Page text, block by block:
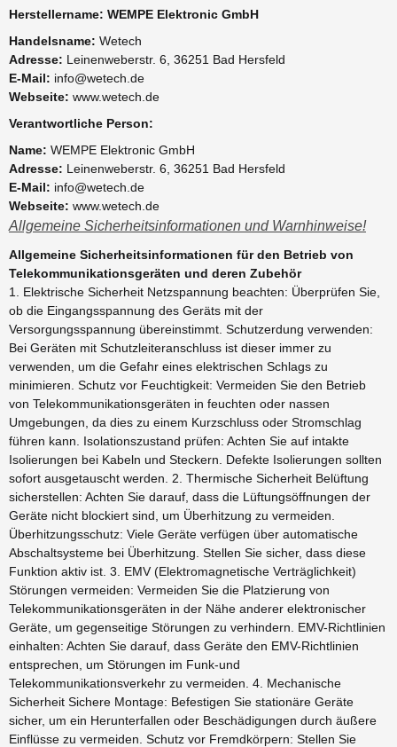
Herstellername: WEMPE Elektronic GmbH
Handelsname: Wetech
Adresse: Leinenweberstr. 6, 36251 Bad Hersfeld
E-Mail: info@wetech.de
Webseite: www.wetech.de
Verantwortliche Person:
Name: WEMPE Elektronic GmbH
Adresse: Leinenweberstr. 6, 36251 Bad Hersfeld
E-Mail: info@wetech.de
Webseite: www.wetech.de
Allgemeine Sicherheitsinformationen und Warnhinweise!
Allgemeine Sicherheitsinformationen für den Betrieb von
Telekommunikationsgeräten und deren Zubehör
1. Elektrische Sicherheit Netzspannung beachten: Überprüfen Sie,
ob die Eingangsspannung des Geräts mit der
Versorgungsspannung übereinstimmt. Schutzerdung verwenden:
Bei Geräten mit Schutzleiteranschluss ist dieser immer zu
verwenden, um die Gefahr eines elektrischen Schlags zu
minimieren. Schutz vor Feuchtigkeit: Vermeiden Sie den Betrieb
von Telekommunikationsgeräten in feuchten oder nassen
Umgebungen, da dies zu einem Kurzschluss oder Stromschlag
führen kann. Isolationszustand prüfen: Achten Sie auf intakte
Isolierungen bei Kabeln und Steckern. Defekte Isolierungen sollten
sofort ausgetauscht werden. 2. Thermische Sicherheit Belüftung
sicherstellen: Achten Sie darauf, dass die Lüftungsöffnungen der
Geräte nicht blockiert sind, um Überhitzung zu vermeiden.
Überhitzungsschutz: Viele Geräte verfügen über automatische
Abschaltsysteme bei Überhitzung. Stellen Sie sicher, dass diese
Funktion aktiv ist. 3. EMV (Elektromagnetische Verträglichkeit)
Störungen vermeiden: Vermeiden Sie die Platzierung von
Telekommunikationsgeräten in der Nähe anderer elektronischer
Geräte, um gegenseitige Störungen zu verhindern. EMV-Richtlinien
einhalten: Achten Sie darauf, dass Geräte den EMV-Richtlinien
entsprechen, um Störungen im Funk-und
Telekommunikationsverkehr zu vermeiden. 4. Mechanische
Sicherheit Sichere Montage: Befestigen Sie stationäre Geräte
sicher, um ein Herunterfallen oder Beschädigungen durch äußere
Einflüsse zu vermeiden. Schutz vor Fremdkörpern: Stellen Sie